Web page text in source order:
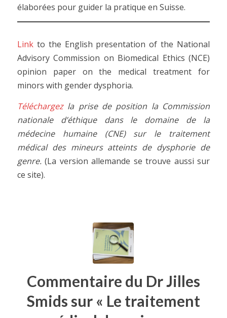
élaborées pour guider la pratique en Suisse.
Linkto the English presentation of the National
Advisory Commission on Biomedical Ethics (NCE)
opinion paper on the medical treatment for
minors with gender dysphoria.
Téléchargezla prise de position la Commission
nationale d’éthique dans le domaine de la
médecine humaine (CNE) sur le traitement
médical des mineurs atteints de dysphorie de
genre.(La version allemande se trouve aussi sur
ce site).
Commentaire du Dr Jilles
Smids sur « Le traitement